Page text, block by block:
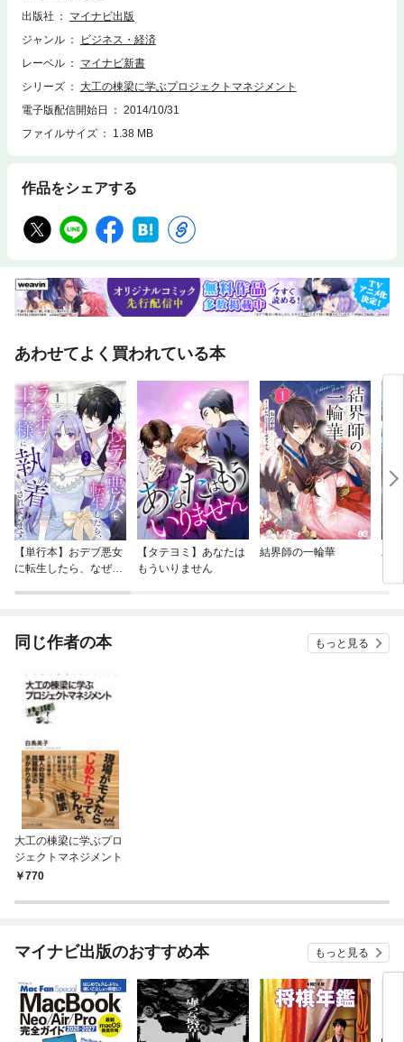
び、ビジネスの現場で役立てましょう。■CONTENTS序章：プロジェクト
の基本とは／第一章：強いチームづくりに役立つ、棟梁の経験則／第二
梁のリーダーシップ／第四章：リスクを恐れない！ 棟梁のマネジメント／
第五章：チームの力を引き出す、棟梁の人心掌握術／第六章：棟梁の仕事
出版社
マイナビ出版
ジャンル
ビジネス・経済
レーベル
マイナビ新書
シリーズ
大工の棟梁に学ぶプロジェクトマネジメント
電子版配信開始日
2014/10/31
ファイルサイズ
1.38 MB
作品をシェアする
あわせてよく買われている本
【単行本】おデブ悪女
に転生したら、なぜか
【タテヨミ】あなたは
もういりません
結界師の一輪華
バ
今
同じ作者の本 もっと見る
大工の棟梁に学ぶプロ
ジェクトマネジメント
770
マイナビ出版のおすすめ本 もっと見る